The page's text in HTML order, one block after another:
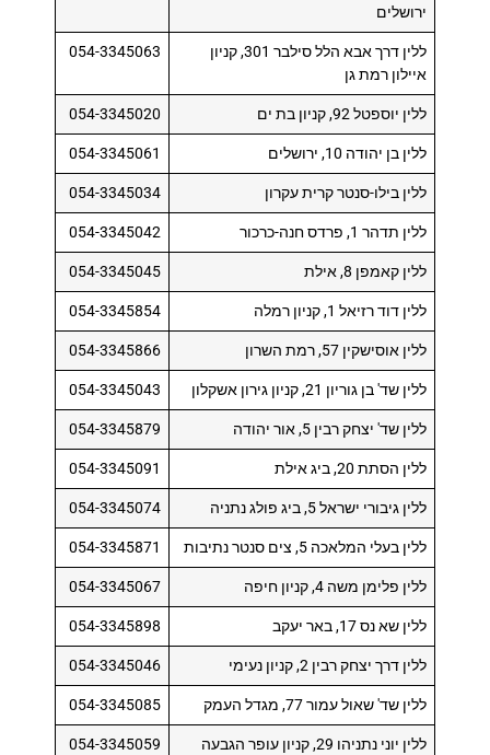
ירושלים
ללין דרך אבא הלל סילבר 301, קניון
איילון רמת גן
054-3345063
ללין יוספטל 92, קניון בת ים 054-3345020
ללין בן יהודה 10, ירושלים 054-3345061
ללין בילו-סנטר קרית עקרון 054-3345034
ללין תדהר 1, פרדס חנה-כרכור 054-3345042
ללין קאמפן 8, אילת 054-3345045
ללין דוד רזיאל 1, קניון רמלה 054-3345854
ללין אוסישקין 57, רמת השרון 054-3345866
ללין שד' בן גוריון 21, קניון גירון אשקלון 054-3345043
ללין שד' יצחק רבין 5, אור יהודה 054-3345879
ללין הסתת 20, ביג אילת 054-3345091
ללין גיבורי ישראל 5, ביג פולג נתניה 054-3345074
ללין בעלי המלאכה 5, צים סנטר נתיבות 054-3345871
ללין פלימן משה 4, קניון חיפה 054-3345067
ללין שא נס 17, באר יעקב 054-3345898
ללין דרך יצחק רבין 2, קניון נעימי 054-3345046
ללין שד' שאול עמור 77, מגדל העמק 054-3345085
ללין יוני נתניהו 29, קניון עופר הגבעה
054-3345059